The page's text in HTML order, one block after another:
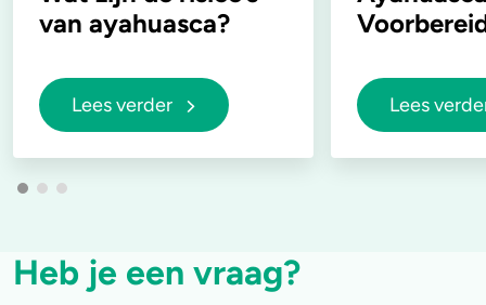
van ayahuasca?
Lees verder Lees
Heb je een vraag?